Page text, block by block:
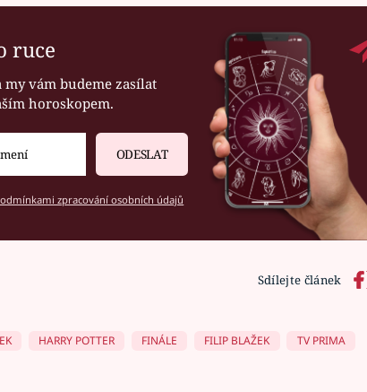
ruce
my vám budeme zasílat
horoskopem.
ODESLAT
zpracování osobních údajů
Sdílejte článek
HARRY POTTER FINÁLE FILIP BLAŽEK
TV PRIMA